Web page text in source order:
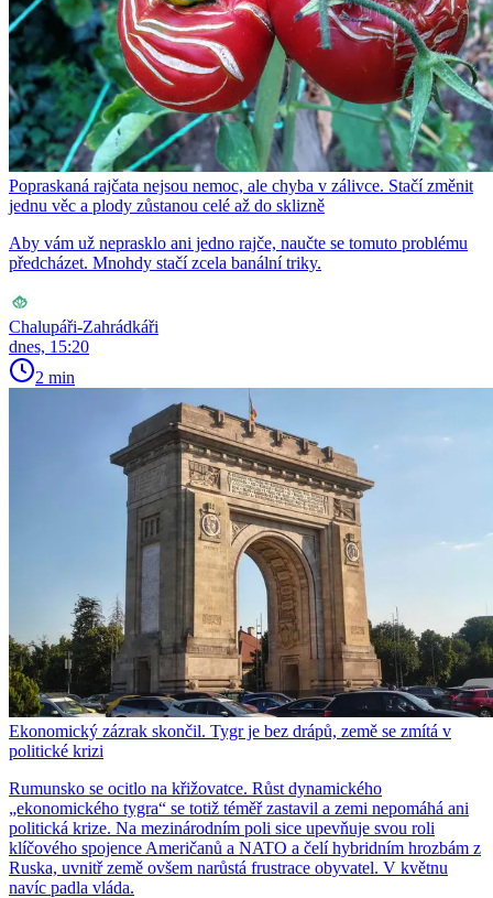
Popraskaná rajčata nejsou nemoc, ale chyba v zálivce. Stačí změnit
jednu věc a plody zůstanou celé až do sklizně
Aby vám už neprasklo ani jedno rajče, naučte se tomuto problému
předcházet. Mnohdy stačí zcela banální triky.
Chalupáři-Zahrádkáři
dnes, 15:20
2 min
Ekonomický zázrak skončil. Tygr je bez drápů, země se zmítá v
politické krizi
Rumunsko se ocitlo na křižovatce. Růst dynamického
„ekonomického tygra“ se totiž téměř zastavil a zemi nepomáhá ani
politická krize. Na mezinárodním poli sice upevňuje svou roli
klíčového spojence Američanů a NATO a čelí hybridním hrozbám z
Ruska, uvnitř země ovšem narůstá frustrace obyvatel. V květnu
navíc padla vláda.